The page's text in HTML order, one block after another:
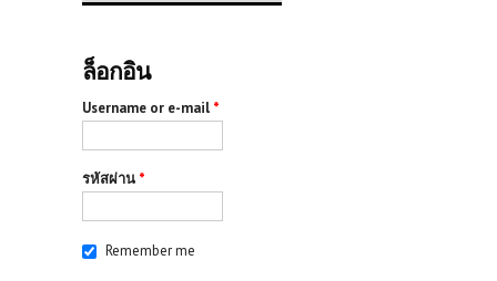
ล็อกอิน
Username or e-mail *
รหัสผ่าน *
Remember me